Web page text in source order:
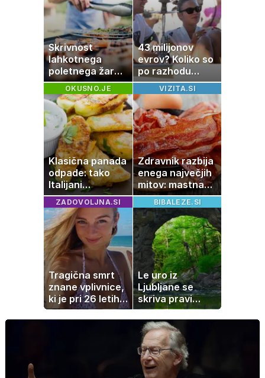
Skrivnost
lahkotnega
poletnega žara,
po katerem ne
boste
potrebovali
popoldanskega
spanca
43 milijonov
evrov? Koliko so
po razhodu
zahtevale ali
prejele
partnerice
športnih
zvezdnikov
OKUSNO.JE
Klasična panada
odpade: tako
Italijani
pripravijo
slastne ocvrte
bučke
VIZITA.SI
Zdravnik razbija
enega največjih
mitov: mastna
jetra ne
nastanejo zaradi
slanine, temveč
zaradi živila, ki
ga imamo vsi
radi
ZADOVOLJNA.SI
Tragična smrt
znane vplivnice,
ki je pri 26 letih
izgubila boj z
boleznijo
BIBALEZE.SI
Le uro iz
Ljubljane se
skriva pravi
naravni čudež:
izlet, ki bo
navdušil otroke